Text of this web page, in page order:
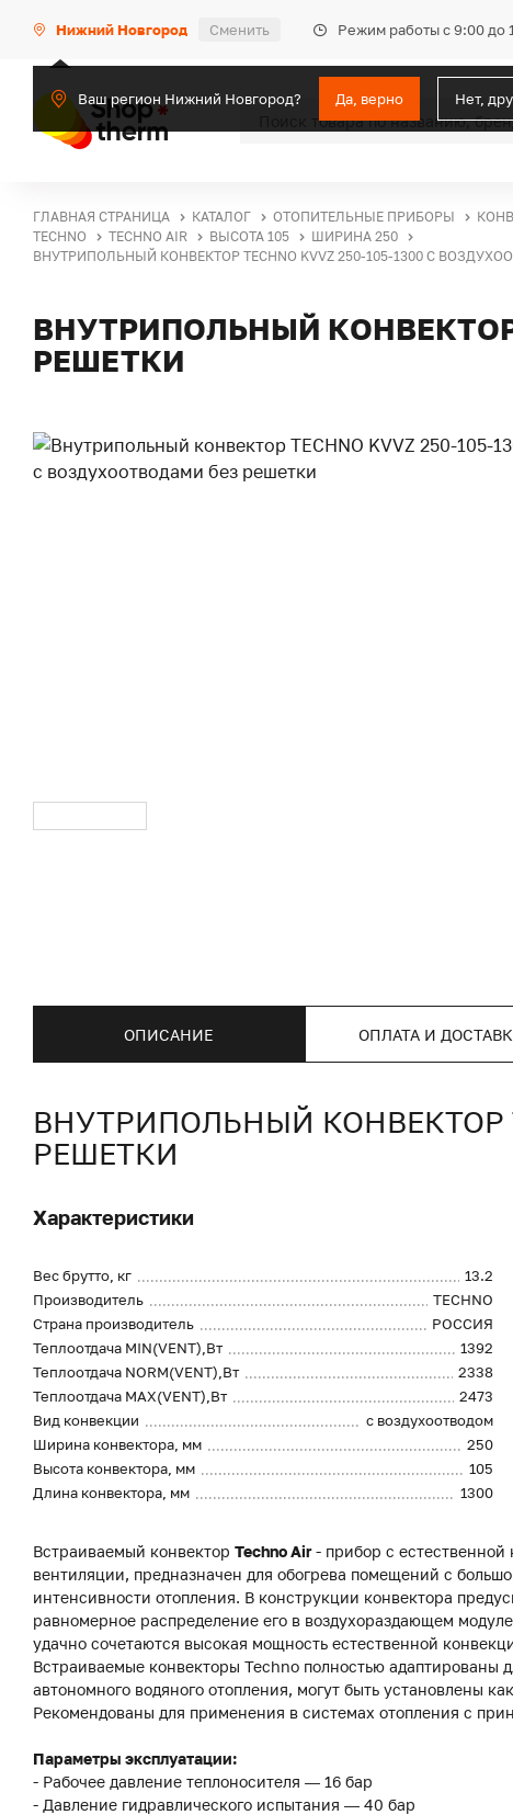
Нижний Новгород Сменить Режим работы с 9:00 до
Ваш регион Нижний Новгород? Да, верно Нет,
ГЛАВНАЯ СТРАНИЦА КАТАЛОГ ОТОПИТЕЛЬНЫЕ ПРИБОРЫ
TECHNO
TECHNO AIR ВЫСОТА 105
ШИРИНА 250
ВНУТРИПОЛЬНЫЙ КОНВЕКТОР TECHNO KVVZ 250-105-1300 С
ВНУТРИПОЛЬНЫЙ КОНВЕКТОР
РЕШЕТКИ
ОПИСАНИЕ ОПЛАТА И
ВНУТРИПОЛЬНЫЙ КОНВЕКТОР
РЕШЕТКИ
Характеристики
Вес брутто, кг
13.2
Производитель
TECHNO
Страна производитель
РОССИЯ
Теплоотдача MIN(VENT),Вт
1392
Теплоотдача NORM(VENT),Вт
2338
Теплоотдача MAX(VENT),Вт
2473
Вид конвекции
с воздухоотводом
Ширина конвектора, мм
250
Высота конвектора, мм
105
Длина конвектора, мм
1300
Встраиваемый конвектор Techno Air- прибор с естественной
вентиляции, предназначен для обогрева помещений с
интенсивности отопления. В конструкции конвектора
равномерное распределение его в воздухораздающем
удачно сочетаются высокая мощность естественной
Встраиваемые конвекторы Techno полностью адаптированы
автономного водяного отопления, могут быть установлены
Рекомендованы для применения в системах отопления с
Параметры эксплуатации:
- Рабочее давление теплоносителя — 16 бар
- Давление гидравлического испытания — 40 бар